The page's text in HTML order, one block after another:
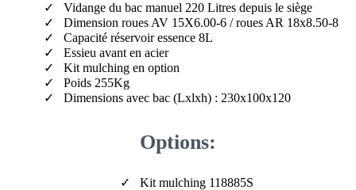
Vidange du bac manuel 220 Litres depuis le siège
Dimension roues AV 15X6.00-6 / roues AR 18x8.50-8
Capacité réservoir essence 8L
Essieu avant en acier
Kit mulching en option
Poids 255Kg
Dimensions avec bac (Lxlxh) : 230x100x120
Options:
Kit mulching 118885S